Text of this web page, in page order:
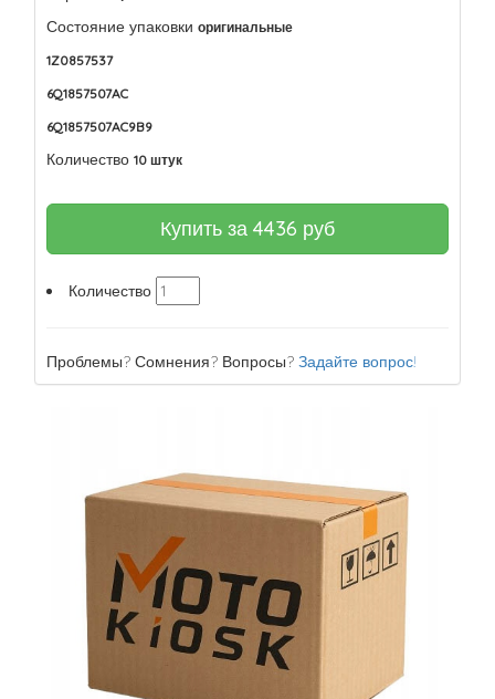
Состояние упаковки оригинальные
1Z0857537
6Q1857507AC
6Q1857507AC9B9
Количество 10 штук
Купить за 4436 руб
Количество
Проблемы? Сомнения? Вопросы? Задайте вопрос!